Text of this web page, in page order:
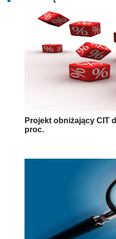
Projekt obniżający CIT
proc.